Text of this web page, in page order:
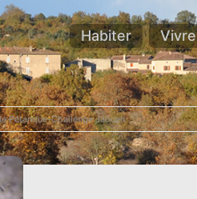
Habiter Vivre
Pétanque-Challenge Jaouen